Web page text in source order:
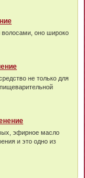
волосами, оно широко
не только для
эфирное масло
и это одно из